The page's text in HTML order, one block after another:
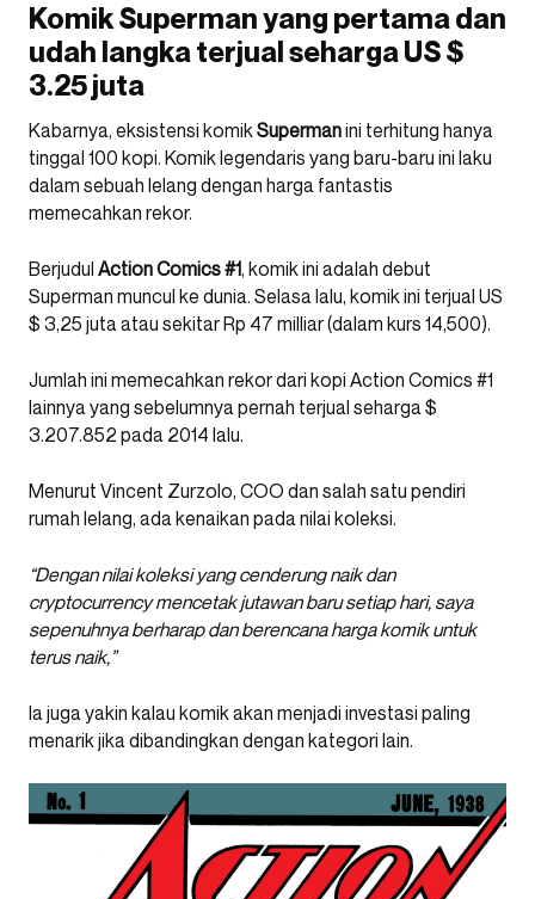
Komik Superman yang pertama dan
udah langka terjual seharga US $
3.25 juta
Kabarnya, eksistensi komikSupermanini terhitung hanya
tinggal 100 kopi. Komik legendaris yang baru-baru ini laku
dalam sebuah lelang dengan harga fantastis
memecahkan rekor.
Berjudul Action Comics #1, komik ini adalah debut
Superman muncul ke dunia. Selasa lalu, komik ini terjual US
$ 3,25 juta atau sekitar Rp 47 milliar (dalam kurs 14,500).
Jumlah ini memecahkan rekor dari kopi Action Comics #1
lainnya yang sebelumnya pernah terjual seharga $
3.207.852 pada 2014 lalu.
Menurut Vincent Zurzolo, COO dan salah satu pendiri
rumah lelang, ada kenaikan pada nilai koleksi.
“Dengan nilai koleksi yang cenderung naik dan
cryptocurrency mencetak jutawan baru setiap hari, saya
sepenuhnya berharap dan berencana harga komik untuk
terus naik,”
Ia juga yakin kalau komik akan menjadi investasi paling
menarik jika dibandingkan dengan kategori lain.